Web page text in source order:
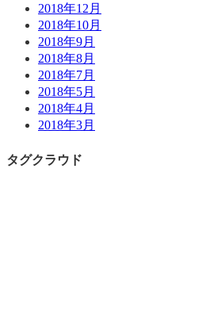
2018年12月
2018年10月
2018年9月
2018年8月
2018年7月
2018年5月
2018年4月
2018年3月
タグクラウド